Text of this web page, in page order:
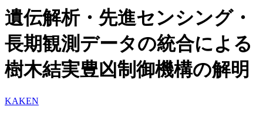
遺伝解析・先進センシング・
長期観測データの統合による
樹木結実豊凶制御機構の解明
KAKEN